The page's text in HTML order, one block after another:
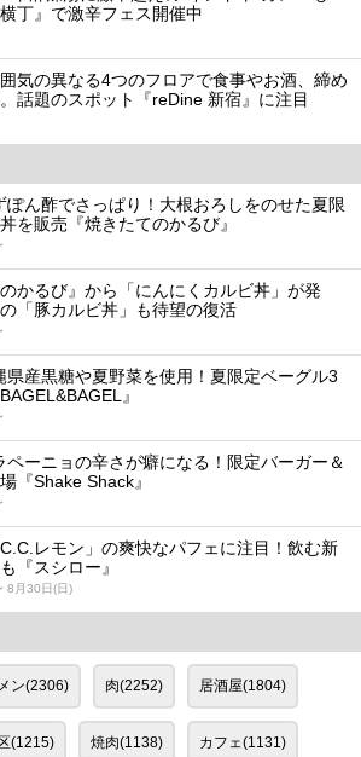
横丁』で激辛フェス開催中
囲気の異なる4つのフロアで食事やお酒、締め
話題のスポット『reDine 新宿』に注目
ぽん酢でさっぱり！大根おろしをのせた夏限
を販売『焼きたてのかるび』
のかるび』から「にんにくカルビ丼」が発
「豚カルビ丼」も待望の復活
県産黒糖や夏野菜を使用！夏限定ベーグル3
』
ペーニョの辛さが癖になる！限定バーガー＆
『Shake Shack』
レモン」の爽快なパフェに注目！飲む新
『スシロー』
8月30日(日)
ン(2306) 肉(2252) 居酒屋(1804)
(1215) 焼肉(1138) カフェ(1131)